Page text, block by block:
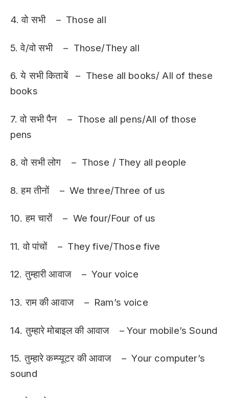
4. वो सभी – Those all
5. वे/वो सभी – Those/They all
6. ये सभी किताबें – These all books/ All of these
books
7. वो सभी पैन – Those all pens/All of those
pens
8. वो सभी लोग – Those / They all people
8. हम तीनों – We three/Three of us
10. हम चारों – We four/Four of us
11. वो पांचों – They five/Those five
12. तुम्हारी आवाज – Your voice
13. राम की आवाज – Ram’s voice
14. तुम्हारे मोबाइल की आवाज – Your mobile’s Sound
15. तुम्हारे कम्प्यूटर की आवाज – Your computer’s
sound